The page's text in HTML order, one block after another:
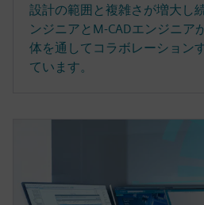
設計の範囲と複雑さが増大し
ンジニアとM-CADエンジニア
体を通してコラボレーション
ています。